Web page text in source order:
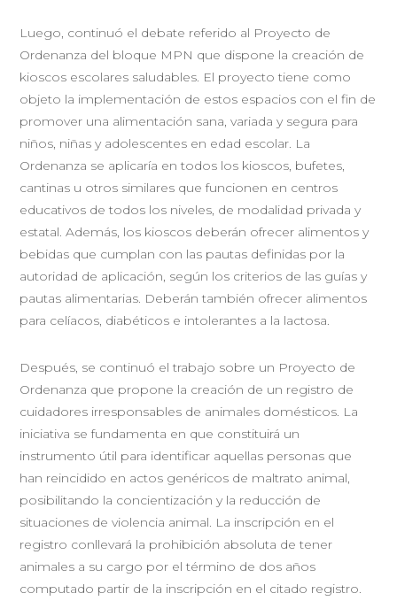
Luego, continuó el debate referido al Proyecto de
Ordenanza del bloque MPN que dispone la creación de
kioscos escolares saludables. El proyecto tiene como
objeto la implementación de estos espacios con el fin de
promover una alimentación sana, variada y segura para
niños, niñas y adolescentes en edad escolar. La
Ordenanza se aplicaría en todos los kioscos, bufetes,
cantinas u otros similares que funcionen en centros
educativos de todos los niveles, de modalidad privada y
estatal. Además, los kioscos deberán ofrecer alimentos y
bebidas que cumplan con las pautas definidas por la
autoridad de aplicación, según los criterios de las guías y
pautas alimentarias. Deberán también ofrecer alimentos
para celíacos, diabéticos e intolerantes a la lactosa.
Después, se continuó el trabajo sobre un Proyecto de
Ordenanza que propone la creación de un registro de
cuidadores irresponsables de animales domésticos. La
iniciativa se fundamenta en que constituirá un
instrumento útil para identificar aquellas personas que
han reincidido en actos genéricos de maltrato animal,
posibilitando la concientización y la reducción de
situaciones de violencia animal. La inscripción en el
registro conllevará la prohibición absoluta de tener
animales a su cargo por el término de dos años
computado partir de la inscripción en el citado registro.